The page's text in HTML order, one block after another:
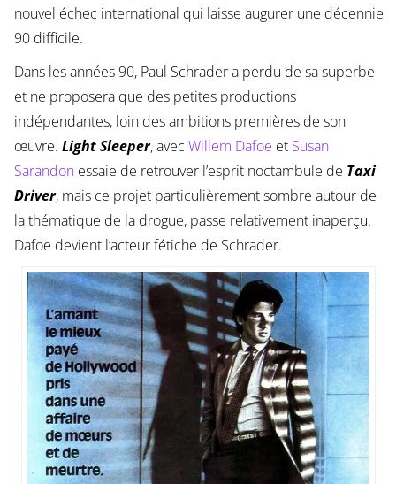
nouvel échec international qui laisse augurer une décennie
90 difficile.
Dans les années 90, Paul Schrader a perdu de sa superbe
et ne proposera que des petites productions
indépendantes, loin des ambitions premières de son
œuvre. Light Sleeper, avec Willem Dafoe etSusan
Sarandonessaie de retrouver l’esprit noctambule de Taxi
Driver, mais ce projet particulièrement sombre autour de
la thématique de la drogue, passe relativement inaperçu.
Dafoe devient l’acteur fétiche de Schrader.